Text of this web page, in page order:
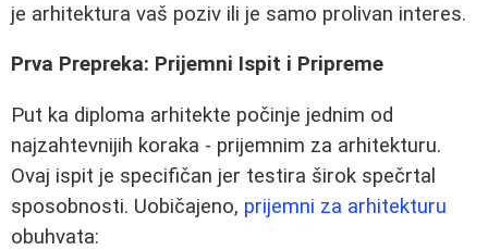
je arhitektura vaš poziv ili je samo prolivan interes.
Prva Prepreka: Prijemni Ispit i Pripreme
Put ka diploma arhitekte počinje jednim od
najzahtevnijih koraka - prijemnim za arhitekturu.
Ovaj ispit je specifičan jer testira širok spečrtal
sposobnosti. Uobičajeno, prijemni za arhitekturu
obuhvata: